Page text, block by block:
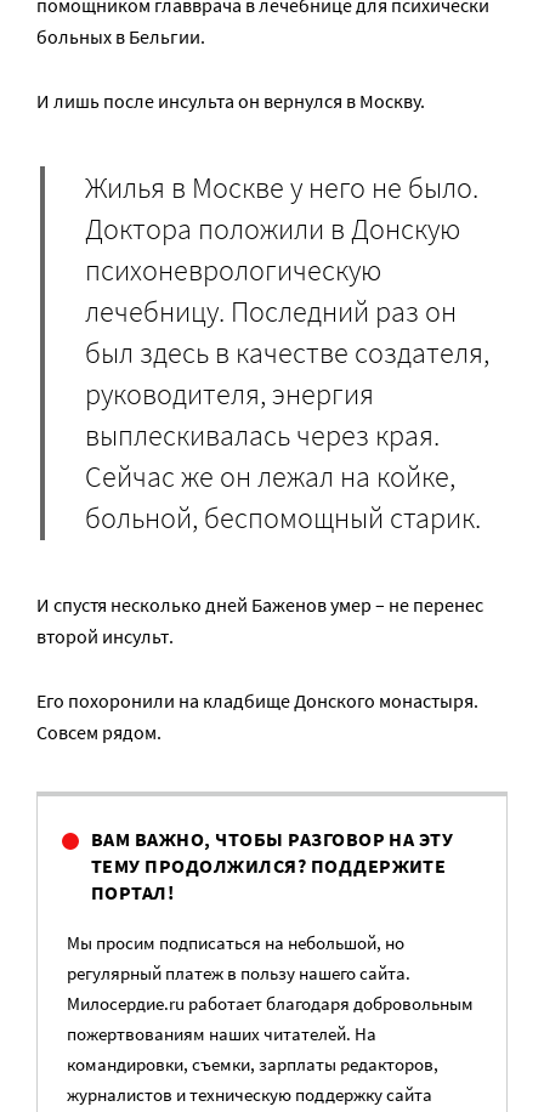
помощником главврача в лечебнице для психически
больных в Бельгии.
И лишь после инсульта он вернулся в Москву.
Жилья в Москве у него не было.
Доктора положили в Донскую
психоневрологическую
лечебницу. Последний раз он
был здесь в качестве создателя,
руководителя, энергия
выплескивалась через края.
Сейчас же он лежал на койке,
больной, беспомощный старик.
И спустя несколько дней Баженов умер – не перенес
второй инсульт.
Его похоронили на кладбище Донского монастыря.
Совсем рядом.
ВАМ ВАЖНО, ЧТОБЫ РАЗГОВОР НА ЭТУ
ТЕМУ ПРОДОЛЖИЛСЯ? ПОДДЕРЖИТЕ
ПОРТАЛ!
Мы просим подписаться на небольшой, но
регулярный платеж в пользу нашего сайта.
Милосердие.ru работает благодаря добровольным
пожертвованиям наших читателей. На
командировки, съемки, зарплаты редакторов,
журналистов и техническую поддержку сайта